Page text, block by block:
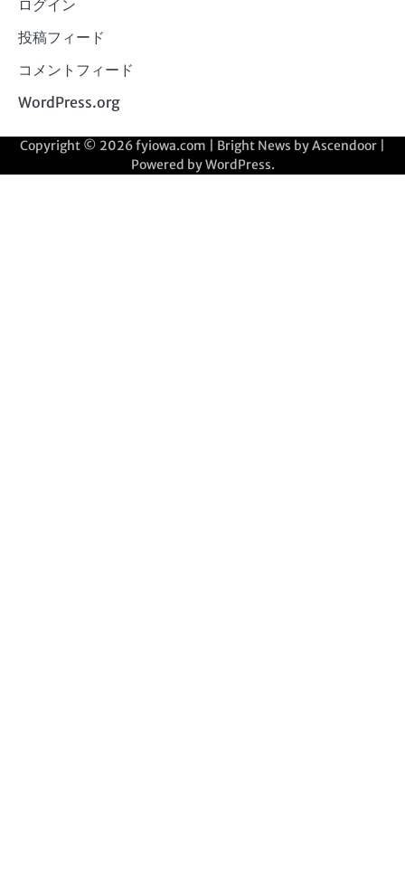
ログイン
投稿フィード
コメントフィード
WordPress.org
Copyright © 2026fyiowa.com | Bright News byAscendoor
Powered byWordPress.